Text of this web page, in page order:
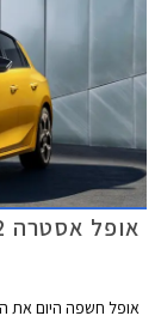
אופל אסטרה 2022 החדשה נחשפה
אופל חשפה היום את